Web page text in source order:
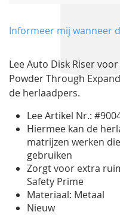
van
gallerij
Informeer mij wanneer
Lee Auto Disk Riser
Powder Through
de herlaadpers.
Lee Artikel Nr.:
Hiermee kan de
matrijzen werken
gebruiken
Zorgt voor extra
Safety Prime
Materiaal: Metaal
Nieuw